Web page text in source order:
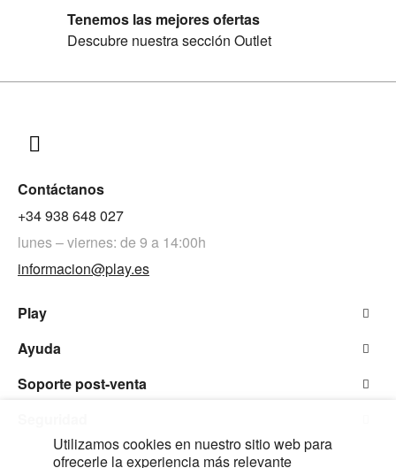
Tenemos las mejores ofertas
Descubre nuestra sección Outlet
Contáctanos
+34 938 648 027
lunes – viernes: de 9 a 14:00h
informacion@play.es
Play
Ayuda
Soporte post-venta
Utilizamos cookies en nuestro sitio web para
ofrecerle la experiencia más relevante